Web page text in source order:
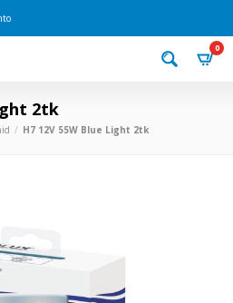
0
2tk
H7 12V 55W Blue Light 2tk